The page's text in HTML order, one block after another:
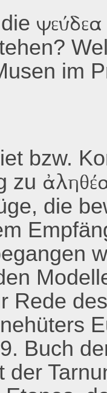
im
bzw.
zu
die
Rede
Buch
der